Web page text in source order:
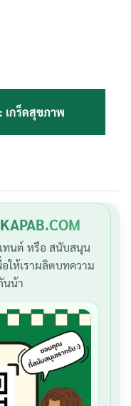
เกร็ดสุขภาพ
ทนต์ หรือ สนับสนุน
อให้เราผลิตบทความ
นน้า